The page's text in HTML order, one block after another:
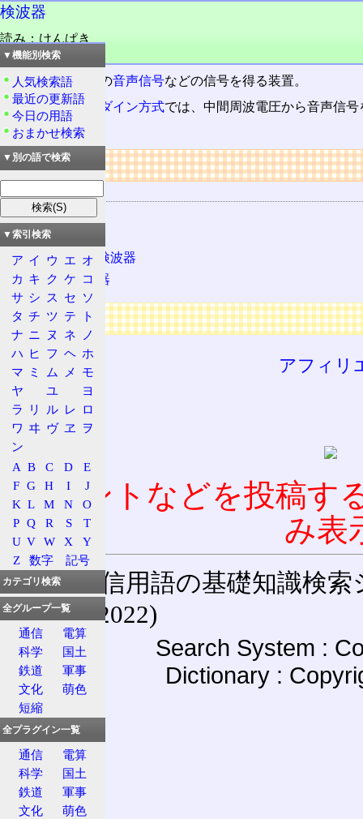
検波器
読み：けんぱき
品詞：名詞
変調波から、元の音声信号などの信号を得る装置。
スーパーヘテロダイン方式では、中間周波電圧から音声信
が使われる。
リンク
復調
直線検波器
プロダクト検波器
周波数弁別器
広告
アフィリ
コメントなどを投稿す
み表
通信用語の基礎知識検
(27-May-2022)
Search System :
Dictionary :
▼機能別検索
人気検索語
最近の更新語
今日の用語
おまかせ検索
▼別の語で検索
▼索引検索
ア イ ウ エ オ
カ キ ク ケ コ
サ シ ス セ ソ
タ チ ツ テ
ト
ナ ニ ヌ ネ
ノ
ハ ヒ フ ヘ ホ
マ ミ ム メ
モ
ヤ
ユ
ヨ
ラ
リ ル レ ロ
ワ ヰ ヴ ヱ
ヲ
ン
A B C D
E
F G H I
J
K L M N
O
P Q R S
T
U V W X
Y
Z
数字 記号
カテゴリ検索
全グループ一覧
通信
電算
科学
国土
鉄道
軍事
文化
萌色
短縮
全プラグイン一覧
通信
電算
科学
国土
鉄道
軍事
文化
萌色